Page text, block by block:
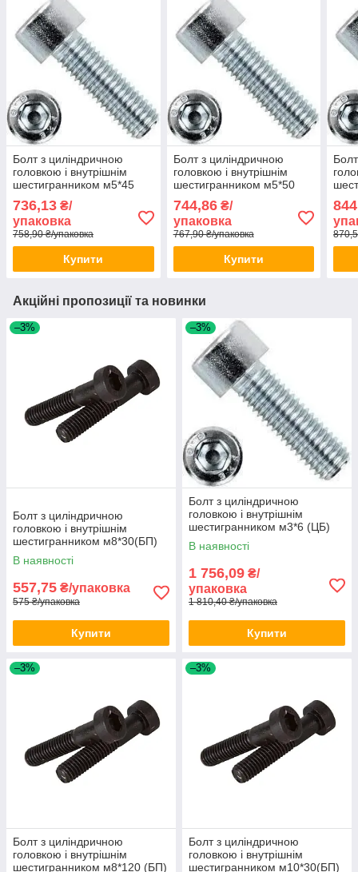
Болт з циліндричною
головкою і внутрішнім
шестигранником м5*45
736,13 ₴/
упаковка
758,90 ₴/упаковка
Купити
Болт з циліндричною
головкою і внутрішнім
шестигранником м5*50
744,86₴/
упаковка
767,90 ₴/упаковка
Купити
Акційні пропозиції та новинки
–3%
Болт з циліндричною
головкою і внутрішнім
шестигранником м8*30(БП)
DIN 912 100шт/уп
В наявності
557,75 ₴/упаковка
575 ₴/упаковка
Купити
–3%
Болт з циліндричною
головкою і внутрішнім
шестигранником м3*6 (ЦБ)
DIN 912 1000шт/уп
В наявності
1 756,09 ₴/
упаковка
1 810,40 ₴/упаковка
Купити
–3%
Болт з циліндричною
головкою і внутрішнім
шестигранником м8*120 (БП)
–3%
Болт з циліндричною
головкою і внутрішнім
шестигранником м10*30(БП)